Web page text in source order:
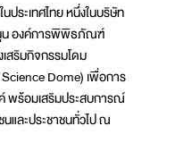
ประเทศไทย หนึ่งในบริษัท
น องค์การพิพิธภัณฑ์
สริมกิจกรรมโดม
Dome) เพื่อการ
พร้อมเสริมประสบการณ์
และประชาชนทั่วไป ณ